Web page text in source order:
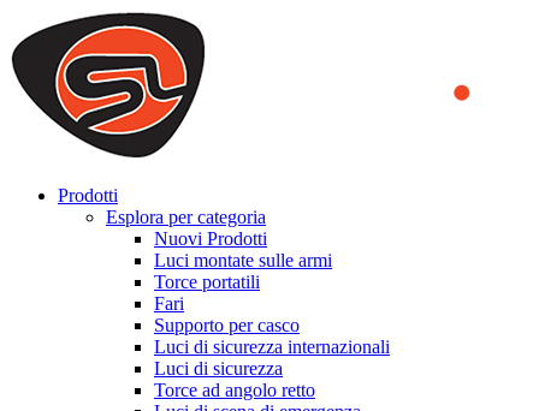
We use cookies to ensure that we provide you the best experience
on our website. By continuing to browse this website, you accept
that cookies are used to help us analyze how the website is used and
to offer you a better experience. To learn more or to find out how
you can disable cookies, you can access our
Prodotti
Esplora per categoria
Nuovi Prodotti
Luci montate sulle armi
Torce portatili
Fari
Supporto per casco
Luci di sicurezza internazionali
Luci di sicurezza
Torce ad angolo retto